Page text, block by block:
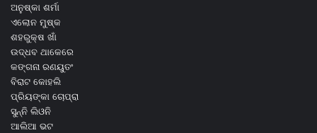
ଅନୁଷ୍କା ଶର୍ମା
ଏଲୋନ ମୁଷ୍କ
ଶହରୁକ୍ଷ ଖାଁ
ଉଦ୍ଧବ ଥାକେରେ
କଙ୍ଗନା ରଣୟୁତଂ
ବିରାଟ କୋହଲି
ପ୍ରିୟଙ୍କା ଚୋପ୍ରା
ସୁନ୍ନି ଲିଓନି
ଆଲିଆ ଭଟ